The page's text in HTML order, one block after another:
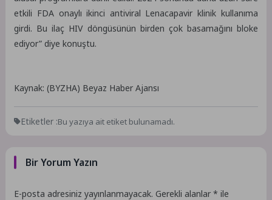
etkili FDA onaylı ikinci antiviral Lenacapavir klinik kullanıma
girdi. Bu ilaç HIV döngüsünün birden çok basamağını bloke
ediyor” diye konuştu.
Kaynak: (BYZHA) Beyaz Haber Ajansı
Etiketler :Bu yazıya ait etiket bulunamadı.
Bir Yorum Yazın
E-posta adresiniz yayınlanmayacak. Gerekli alanlar* ile